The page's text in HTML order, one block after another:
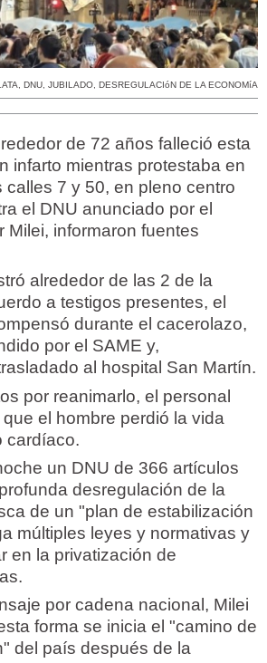
, DNU, JUBILADO, DESREGULACIóN DE LA ECONOMíA
de 72 años falleció esta
infarto mientras protestaba en
calles 7 y 50, en pleno centro
el DNU anunciado por el
Milei, informaron fuentes
alrededor de las 2 de la
a testigos presentes, el
durante el cacerolazo,
por el SAME y,
al hospital San Martín.
por reanimarlo, el personal
el hombre perdió la vida
cardíaco.
un DNU de 366 artículos
desregulación de la
de un "plan de estabilización
múltiples leyes y normativas y
en la privatización de
por cadena nacional, Milei
forma se inicia el "camino de
del país después de la